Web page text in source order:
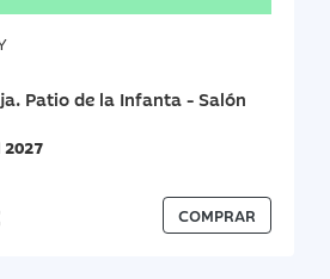
Patio de la Infanta - Salón
2027
COMPRAR